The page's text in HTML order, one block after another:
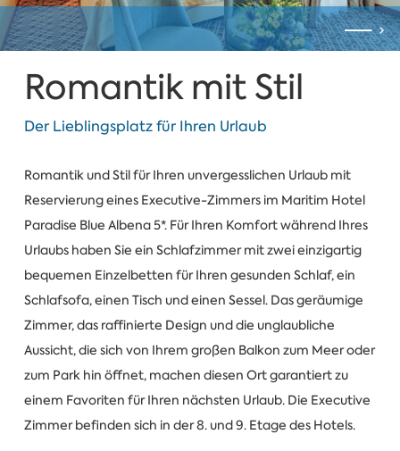
Romantik mit Stil
Der Lieblingsplatz für Ihren Urlaub
Romantik und Stil für Ihren unvergesslichen Urlaub mit
Reservierung eines Executive-Zimmers im Maritim Hotel
Paradise Blue Albena 5*. Für Ihren Komfort während Ihres
Urlaubs haben Sie ein Schlafzimmer mit zwei einzigartig
bequemen Einzelbetten für Ihren gesunden Schlaf, ein
Schlafsofa, einen Tisch und einen Sessel. Das geräumige
Zimmer, das raffinierte Design und die unglaubliche
Aussicht, die sich von Ihrem großen Balkon zum Meer oder
zum Park hin öffnet, machen diesen Ort garantiert zu
einem Favoriten für Ihren nächsten Urlaub. Die Executive
Zimmer befinden sich in der 8. und 9. Etage des Hotels.